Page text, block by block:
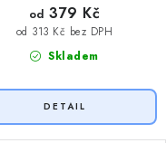
Skladem
od 313 Kč bez DPH
od 379 Kč